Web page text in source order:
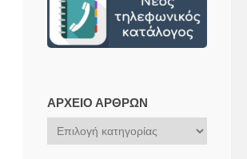
ΑΡΧΕΊΟ ΆΡΘΡΩΝ
Αρχείο
Άρθρων